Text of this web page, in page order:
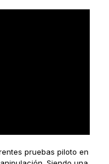
pruebas piloto en